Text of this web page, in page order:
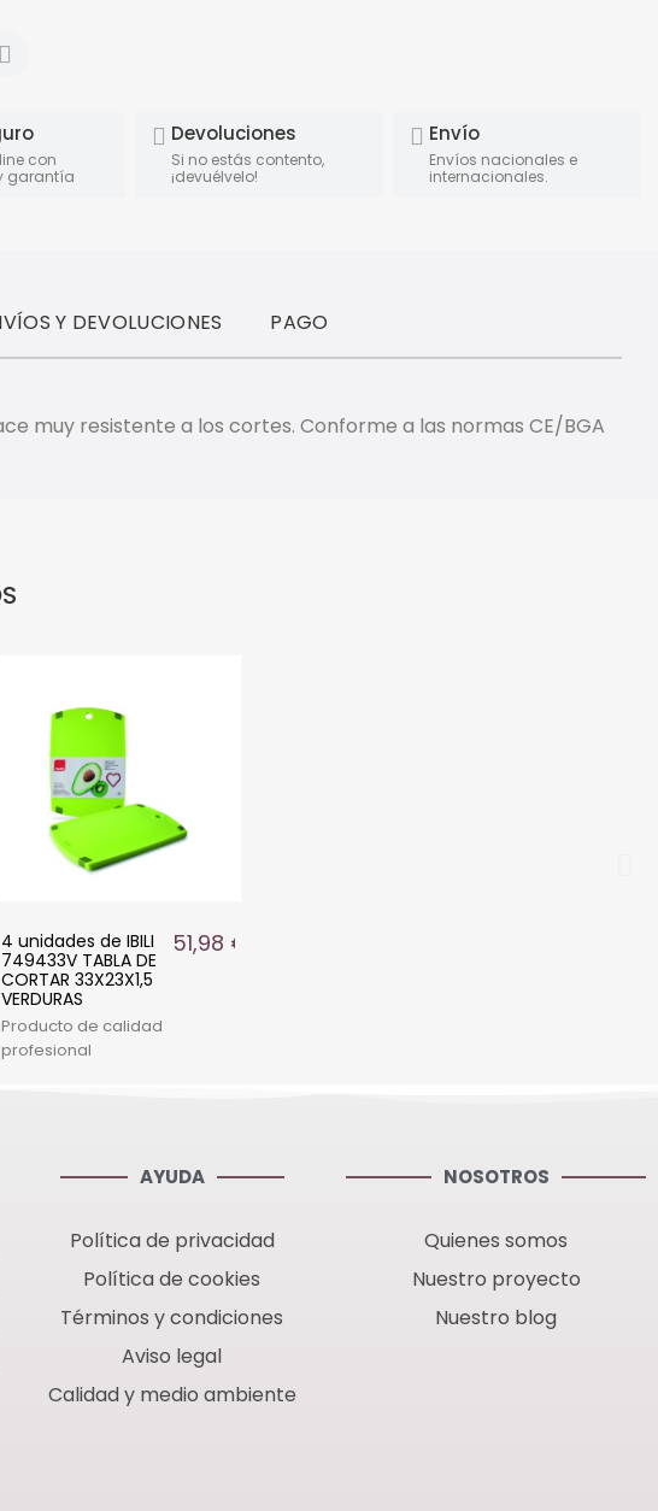
con
garantía
Devoluciones
Si no estás contento,
¡devuélvelo!
Envío
Envíos nacionales e
internacionales.
Y DEVOLUCIONES PAGO
muy resistente a los cortes. Conforme a las normas CE/BGA
4 unidades de IBILI
749433V TABLA DE
CORTAR 33X23X1,5
VERDURAS
51,98 €
Producto de calidad
profesional
AYUDA
Política de privacidad
Política de cookies
Términos y condiciones
Aviso legal
Calidad y medio ambiente
NOSOTROS
Quienes somos
Nuestro proyecto
Nuestro blog